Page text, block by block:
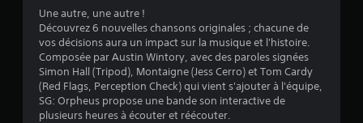
s
Une autre, une autre !
Découvrez 6 nouvelles chansons originales ; chacune de
vos décisions aura un impact sur la musique et l'histoire.
Composée par Austin Wintory, avec des paroles signées
Simon Hall (Tripod), Montaigne (Jess Cerro) et Tom Cardy
(Red Flags, Perception Check) qui vient s'ajouter à l'équipe,
SG: Orpheus propose une bande son interactive de
plusieurs heures à écouter et réécouter.